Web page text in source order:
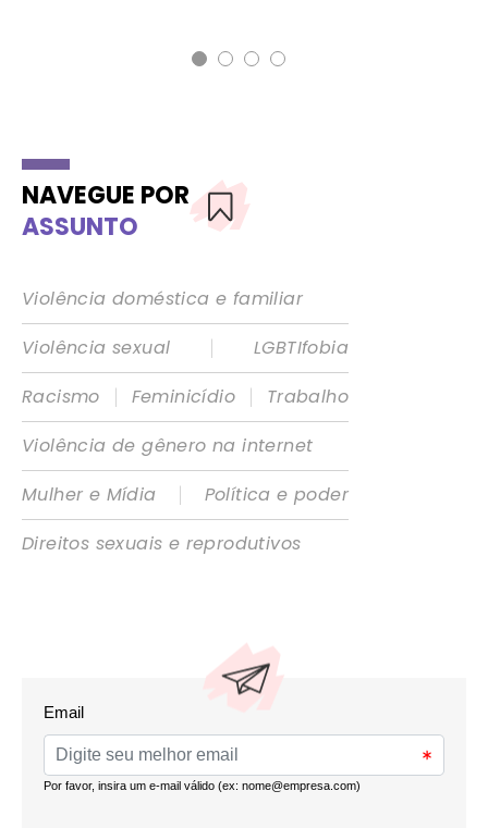
NAVEGUE POR
ASSUNTO
Violência doméstica e familiar
Violência sexual
|
LGBTIfobia
Racismo
| Feminicídio |
Trabalho
Violência de gênero na internet
Mulher e Mídia
|
Política e poder
Direitos sexuais e reprodutivos